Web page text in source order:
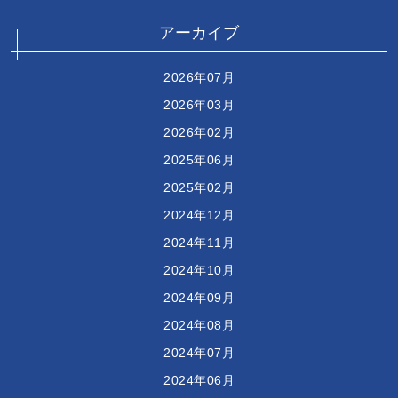
アーカイブ
2026年07月
2026年03月
2026年02月
2025年06月
2025年02月
2024年12月
2024年11月
2024年10月
2024年09月
2024年08月
2024年07月
2024年06月